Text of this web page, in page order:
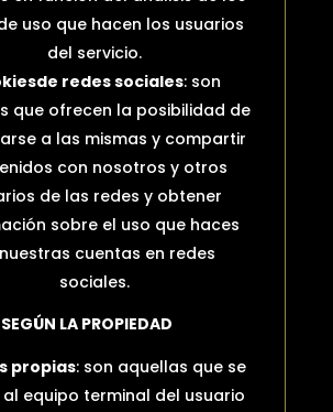
uso que hacen los usuarios
del servicio.
de redes sociales: son
que ofrecen la posibilidad de
a las mismas y compartir
con nosotros y otros
de las redes y obtener
sobre el uso que haces
cuentas en redes
sociales.
SEGÚN LA PROPIEDAD
propias: son aquellas que se
equipo terminal del usuario